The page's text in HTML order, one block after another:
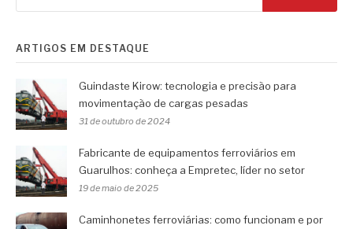
ARTIGOS EM DESTAQUE
Guindaste Kirow: tecnologia e precisão para
movimentação de cargas pesadas
31 de outubro de 2024
Fabricante de equipamentos ferroviários em
Guarulhos: conheça a Empretec, líder no setor
19 de maio de 2025
Caminhonetes ferroviárias: como funcionam e por